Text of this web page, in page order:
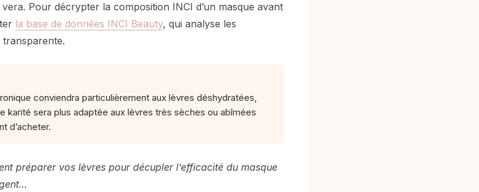
Pour décrypter la composition INCI d’un masque avant
la base de données INCI Beauty, qui analyse les
transparente.
conviendra particulièrement aux lèvres déshydratées,
karité sera plus adaptée aux lèvres très sèches ou abîmées
d’acheter.
préparer vos lèvres pour décupler l’efficacité du masque